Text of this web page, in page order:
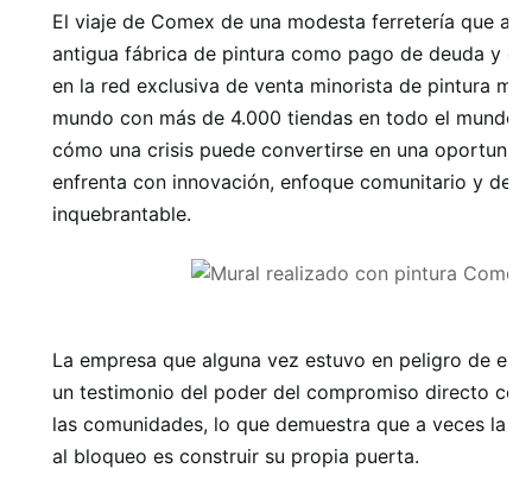
El viaje de Comex de una modesta ferretería que
antigua fábrica de pintura como pago de deuda y
en la red exclusiva de venta minorista de pintura
mundo con más de 4.000 tiendas en todo el mundo
cómo una crisis puede convertirse en una
enfrenta con innovación, enfoque comunitario y
inquebrantable.
La empresa que alguna vez estuvo en peligro de
un testimonio del poder del compromiso directo
las comunidades, lo que demuestra que a veces la
al bloqueo es construir su propia puerta.